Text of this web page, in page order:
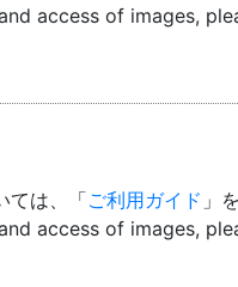
access of images,
ては、「ご利用ガイド 」
access of images,